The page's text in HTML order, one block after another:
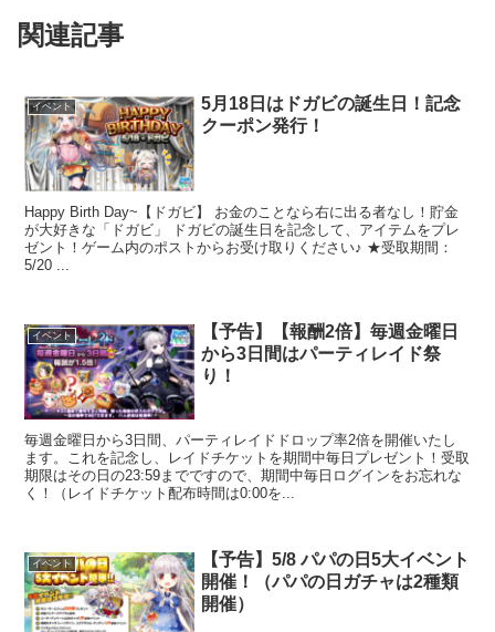
関連記事
イベント
5月18日はドガビの誕生日！記念
クーポン発行！
Happy Birth Day~【ドガビ】 お金のことなら右に出る者なし！貯金
が大好きな「ドガビ」 ドガビの誕生日を記念して、アイテムをプレ
ゼント！ゲーム内のポストからお受け取りください♪ ★受取期間：
5/20 ...
イベント
【予告】【報酬2倍】毎週金曜日
から3日間はパーティレイド祭
り！
毎週金曜日から3日間、パーティレイドドロップ率2倍を開催いたし
ます。これを記念し、レイドチケットを期間中毎日プレゼント！受取
期限はその日の23:59までですので、期間中毎日ログインをお忘れな
く！（レイドチケット配布時間は0:00を...
イベント
【予告】5/8 パパの日5大イベント
開催！（パパの日ガチャは2種類
開催）